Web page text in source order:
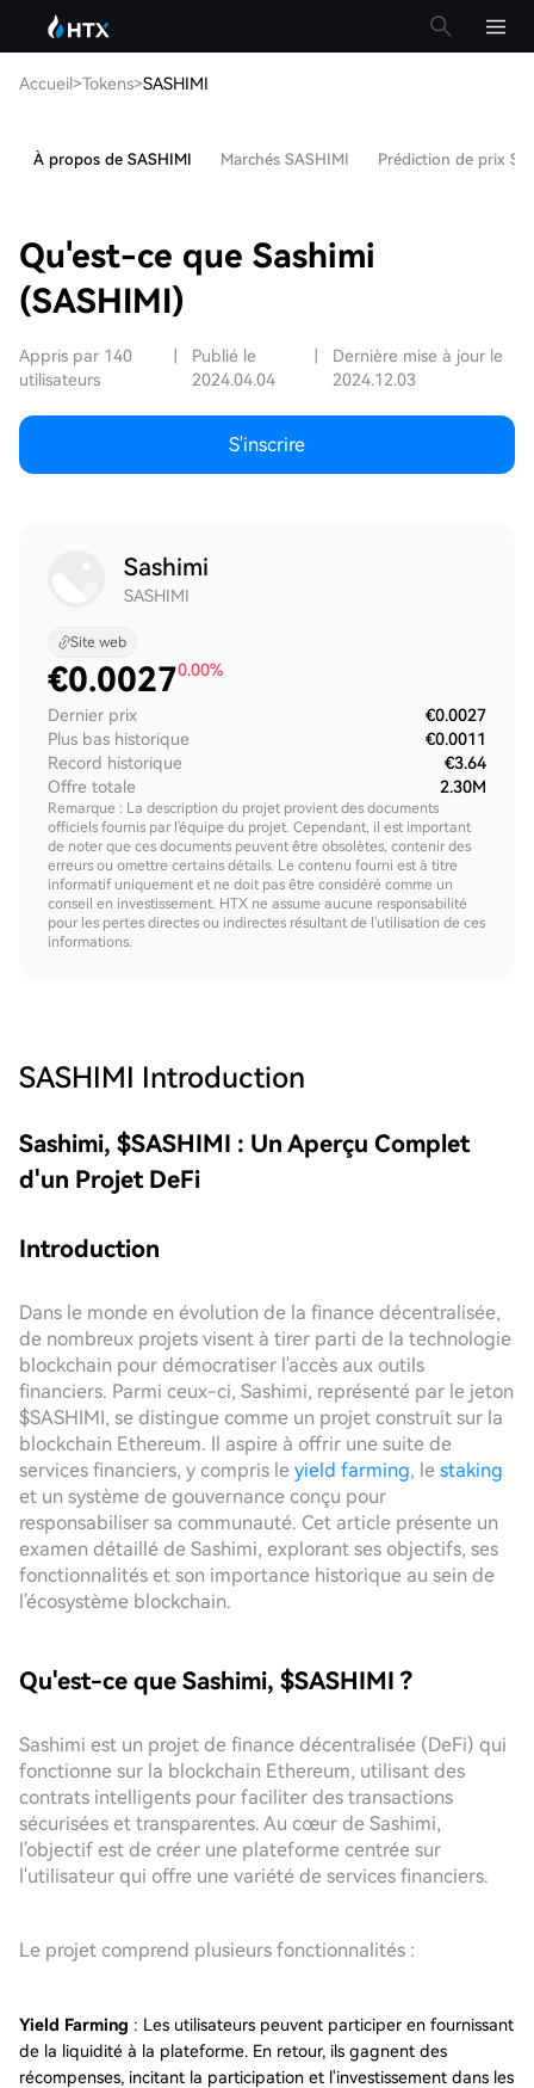
Accueil>Tokens>SASHIMI
À propos de SASHIMI Marchés SASHIMI Prédiction de prix
Qu'est-ce que Sashimi
(SASHIMI)
Appris par 140
utilisateurs
Publié le
2024.04.04
Dernière mise à jour le
2024.12.03
S'inscrire
Sashimi
SASHIMI
Site web
€0.00270.00%
Dernier prix
€0.0027
Plus bas historique
€0.0011
Record historique
€3.64
Offre totale
2.30M
Remarque : La description du projet provient des documents
officiels fournis par l'équipe du projet. Cependant, il est important
de noter que ces documents peuvent être obsolètes, contenir des
erreurs ou omettre certains détails. Le contenu fourni est à titre
informatif uniquement et ne doit pas être considéré comme un
conseil en investissement. HTX ne assume aucune responsabilité
pour les pertes directes ou indirectes résultant de l'utilisation de ces
informations.
SASHIMI Introduction
Sashimi, $SASHIMI : Un Aperçu Complet
d'un Projet DeFi
Introduction
Dans le monde en évolution de la finance décentralisée,
de nombreux projets visent à tirer parti de la technologie
blockchain pour démocratiser l'accès aux outils
financiers. Parmi ceux-ci, Sashimi, représenté par le jeton
$SASHIMI, se distingue comme un projet construit sur la
blockchain Ethereum. Il aspire à offrir une suite de
services financiers, y compris le yield farming, le staking
et un système de gouvernance conçu pour
responsabiliser sa communauté. Cet article présente un
examen détaillé de Sashimi, explorant ses objectifs, ses
fonctionnalités et son importance historique au sein de
l'écosystème blockchain.
Qu'est-ce que Sashimi, $SASHIMI ?
Sashimi est un projet de finance décentralisée (DeFi) qui
fonctionne sur la blockchain Ethereum, utilisant des
contrats intelligents pour faciliter des transactions
sécurisées et transparentes. Au cœur de Sashimi,
l'objectif est de créer une plateforme centrée sur
l'utilisateur qui offre une variété de services financiers.
Le projet comprend plusieurs fonctionnalités :
Yield Farming : Les utilisateurs peuvent participer en fournissant
de la liquidité à la plateforme. En retour, ils gagnent des
récompenses, incitant la participation et l'investissement dans les